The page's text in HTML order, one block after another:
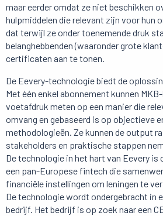
maar eerder omdat ze niet beschikken
hulpmiddelen die relevant zijn voor hun
dat terwijl ze onder toenemende druk
belanghebbenden (waaronder grote
certificaten aan te tonen.
De Eevery-technologie biedt de
Met één enkel abonnement kunnen
voetafdruk meten op een manier die
omvang en gebaseerd is op objectieve
methodologieën. Ze kunnen de output
stakeholders en praktische stappen
De technologie in het hart van Eevery is
een pan-Europese fintech die
financiële instellingen om leningen te
De technologie wordt ondergebracht in
bedrijf. Het bedrijf is op zoek naar een